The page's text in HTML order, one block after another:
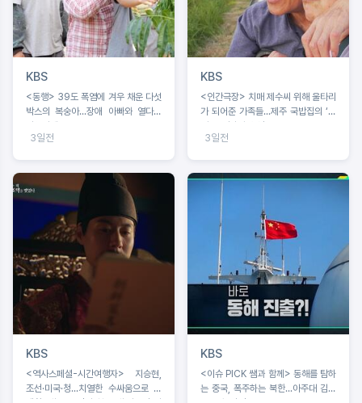
KBS
<동행> 39도 폭염에 겨우 채운 다섯
박스의 복숭아...장애 아빠와 열다섯
서현이네
3일전
KBS
<인간극장> 치매 제수씨 위해 울타리
가 되어준 가족들...제주 국밥집의 ‘빠
삐용’ 영자와 순업
3일전
KBS
<역사스페셜-시간여행자> 지승현,
조선·미국·청...치열한 수싸움으로 탄
KBS
<이슈 PICK 쌤과 함께> 동해를 탐하
는 중국, 폭주하는 북한...아주대 김흥